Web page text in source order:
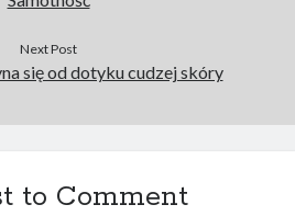
Next Post
się od dotyku cudzej skóry
to Comment